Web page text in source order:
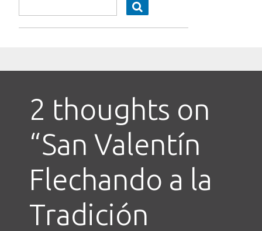
2 thoughts on
“San Valentín
Flechando a la
Tradición